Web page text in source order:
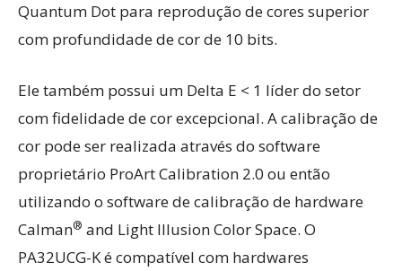
Quantum Dot para reprodução de cores superior
com profundidade de cor de 10 bits.
Ele também possui um Delta E < 1 líder do setor
com fidelidade de cor excepcional. A calibração de
cor pode ser realizada através do software
proprietário ProArt Calibration 2.0 ou então
utilizando o software de calibração de hardware
Calman® and Light Illusion Color Space. O
PA32UCG-K é compatível com hardwares